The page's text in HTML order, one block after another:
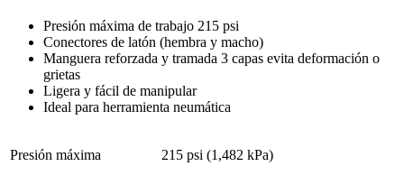
Presión máxima de trabajo 215 psi
Conectores de latón (hembra y macho)
Manguera reforzada y tramada 3 capas evita deformación o
grietas
Ligera y fácil de manipular
Ideal para herramienta neumática
Presión máxima 215 psi (1,482 kPa)